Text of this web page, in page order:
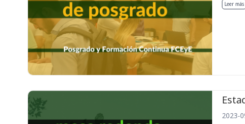
Leer más
2023-